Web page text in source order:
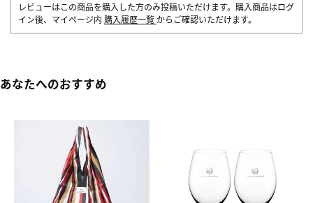
レビューはこの商品を購入した方のみ投稿いただけます。購入商品はログ
イン後、マイページ内 購入履歴一覧 からご確認いただけます。
あなたへのおすすめ